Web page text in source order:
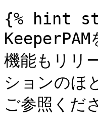
{% hint
機能もリリ
ションのほ
ご参照くだ